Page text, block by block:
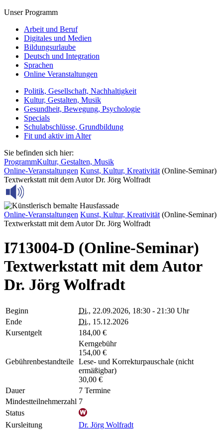
Unser Programm
Arbeit und Beruf
Digitales und Medien
Bildungsurlaube
Deutsch und Integration
Sprachen
Online Veranstaltungen
Politik, Gesellschaft, Nachhaltigkeit
Kultur, Gestalten, Musik
Gesundheit, Bewegung, Psychologie
Specials
Schulabschlüsse, Grundbildung
Fit und aktiv im Alter
Sie befinden sich hier:
ProgrammKultur, Gestalten, Musik
Online-Veranstaltungen Kunst, Kultur, Kreativität (Online-Seminar)
Textwerkstatt mit dem Autor Dr. Jörg Wolfradt
Online-Veranstaltungen Kunst, Kultur, Kreativität (Online-Seminar)
Textwerkstatt mit dem Autor Dr. Jörg Wolfradt
I713004-D (Online-Seminar)
Textwerkstatt mit dem Autor
Dr. Jörg Wolfradt
Beginn Di., 22.09.2026, 18:30 - 21:30 Uhr
Ende
Di., 15.12.2026
Kursentgelt
184,00 €
Gebührenbestandteile
Kerngebühr
154,00 €
Lese- und Korrekturpauschale (nicht
ermäßigbar)
30,00 €
Dauer
7 Termine
Mindestteilnehmerzahl 7
Status
Kursleitung
Dr. Jörg Wolfradt